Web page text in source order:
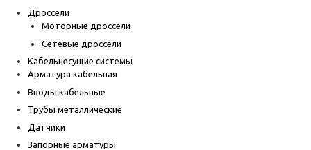
Дроссели
Моторные дроссели
Сетевые дроссели
Кабельнесущие системы
Арматура кабельная
Вводы кабельные
Трубы металлические
Датчики
Запорные арматуры